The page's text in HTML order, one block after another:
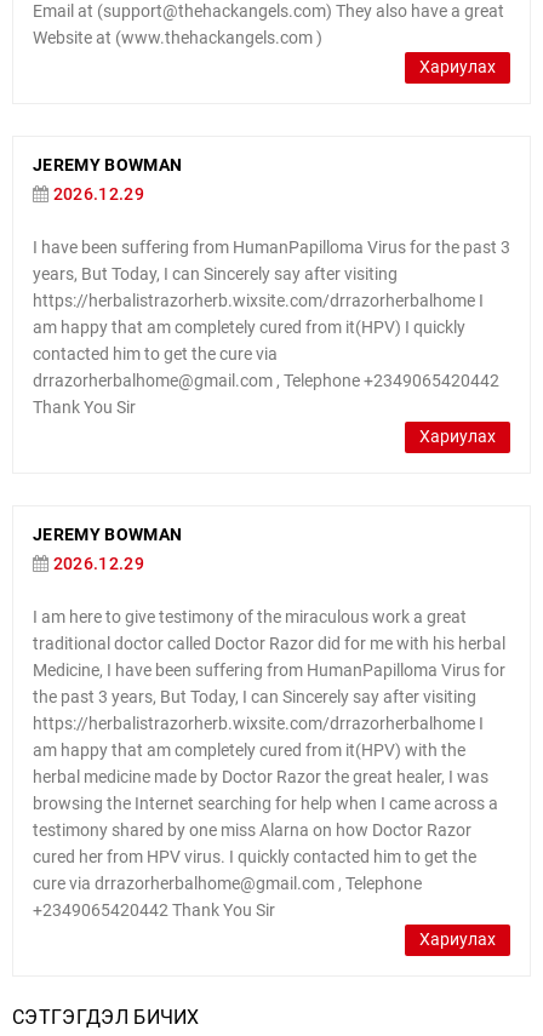
Email at (support@thehackangels.com) They also have a great
Website at (www.thehackangels.com )
Хариулах
JEREMY BOWMAN
2026.12.29
I have been suffering from HumanPapilloma Virus for the past 3
years, But Today, I can Sincerely say after visiting
https://herbalistrazorherb.wixsite.com/drrazorherbalhome I
am happy that am completely cured from it(HPV) I quickly
contacted him to get the cure via
drrazorherbalhome@gmail.com , Telephone +2349065420442
Thank You Sir
Хариулах
JEREMY BOWMAN
2026.12.29
I am here to give testimony of the miraculous work a great
traditional doctor called Doctor Razor did for me with his herbal
Medicine, I have been suffering from HumanPapilloma Virus for
the past 3 years, But Today, I can Sincerely say after visiting
https://herbalistrazorherb.wixsite.com/drrazorherbalhome I
am happy that am completely cured from it(HPV) with the
herbal medicine made by Doctor Razor the great healer, I was
browsing the Internet searching for help when I came across a
testimony shared by one miss Alarna on how Doctor Razor
cured her from HPV virus. I quickly contacted him to get the
cure via drrazorherbalhome@gmail.com , Telephone
+2349065420442 Thank You Sir
Хариулах
СЭТГЭГДЭЛ БИЧИХ